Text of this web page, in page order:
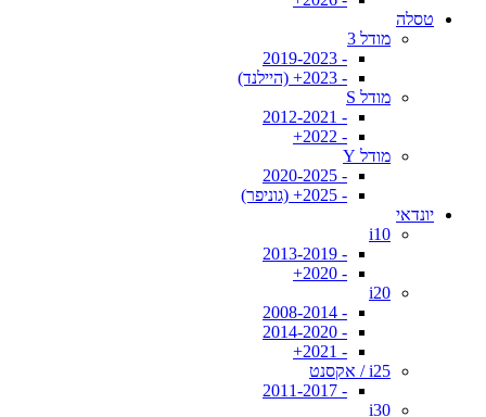
טסלה
מודל 3
- 2019-2023
- 2023+ (היילנד)
מודל S
- 2012-2021
- 2022+
מודל Y
- 2020-2025
- 2025+ (גוניפר)
יונדאי
i10
- 2013-2019
- 2020+
i20
- 2008-2014
- 2014-2020
- 2021+
i25 / אקסנט
- 2011-2017
i30